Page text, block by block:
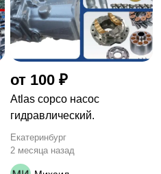
от 100 ₽
Atlas copco насос
гидравлический.
Екатеринбург
2 месяца назад